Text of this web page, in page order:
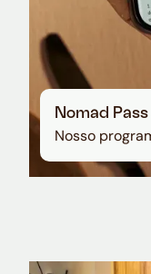
Nomad Pass
Nosso